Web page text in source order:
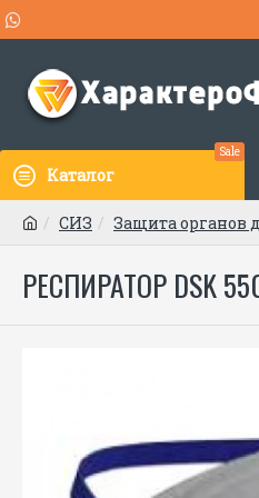
Каталог
Sale
СИЗ Защита органов
РЕСПИРАТОР DSK